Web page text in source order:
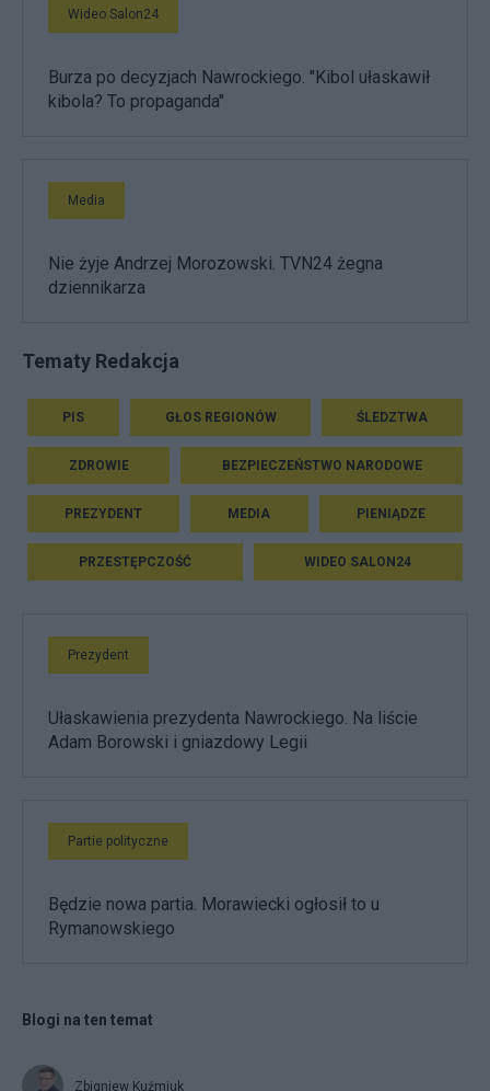
Wideo Salon24
Burza po decyzjach Nawrockiego. "Kibol ułaskawił
kibola? To propaganda"
Media
Nie żyje Andrzej Morozowski. TVN24 żegna
dziennikarza
Tematy Redakcja
PIS GŁOS REGIONÓW ŚLEDZTWA
ZDROWIE BEZPIECZEŃSTWO NARODOWE
PREZYDENT MEDIA PIENIĄDZE
PRZESTĘPCZOŚĆ WIDEO SALON24
Prezydent
Ułaskawienia prezydenta Nawrockiego. Na liście
Adam Borowski i gniazdowy Legii
Partie polityczne
Będzie nowa partia. Morawiecki ogłosił to u
Rymanowskiego
Blogi na ten temat
Zbigniew Kuźmiuk